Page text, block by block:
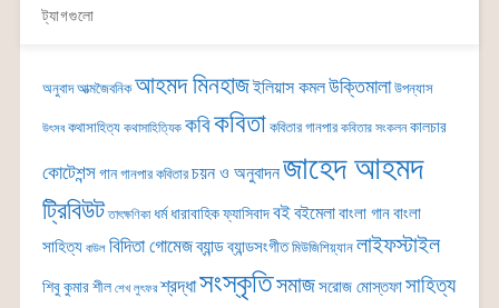
ট্যাগগুলো
অনুবাদ আত্মজৈবনিক আহমদ মিনহাজইলিয়াস কমলউক্তিমালা উপন্যাস
উৎসব কথাসাহিত্য কথাসাহিত্যিক কবিকবিতা কবিতার গানপার কবিতার সংকলন কালচার
কোটেশন্সগান গানপার কবিতার চয়ন ও অনুবাদনজাহেদ আহমদ
ট্রিবিউট তাৎক্ষণিকা ধর্ম ধারাবাহিকফ্যাসিবাদবইবইমেলাবাংলা গানবাংলা
সাহিত্য বাউল বিদিতা গোমেজব্যান্ডব্যান্ডসংগীত মিউজিশিয়্যান লাইফস্টাইল
শিবু কুমার শীল শেখ লুৎফর শ্রদ্ধাসংস্কৃতিসমাজসরোজ মোস্তফাসাহিত্য